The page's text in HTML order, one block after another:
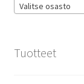
Valitse osasto
Tuotteet